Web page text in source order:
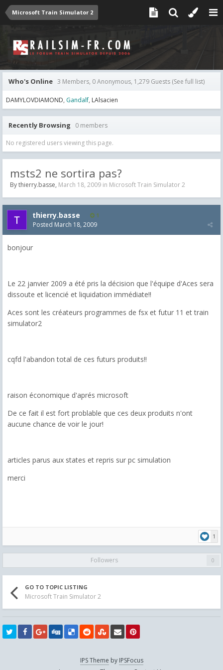
Microsoft Train Simulator 2
Who's Online 3 Members, 0 Anonymous, 1,279 Guests (See full list)
DAMYLOVDIAMOND Gandalf LAlsacien
Recently Browsing 0 members
No registered users viewing this page.
msts2 ne sortira pas?
Bythierry.basse, March 18, 2009 in Microsoft Train Simulator 2
thierry.basse 1
Posted March 18, 2009
bonjour
Le 22 janvier 2009 a été pris la décision que l'équipe d'Aces sera
dissoute et licencié et liquidation immédiate!!
Aces sont les créateurs programmes de fsx et futur 11 et train
simulator2
cqfd l'abandon total de ces futurs produits!!
raison économique d'aprés microsoft
De ce fait il est fort problable que ces deux produits n'ont
aucune chance de voir le jour!
articles parus aux states et repris sur pc simulation
merci
1
Followers 0
GO TO TOPIC LISTING
Microsoft Train Simulator 2
IPS Theme by IPSFocus